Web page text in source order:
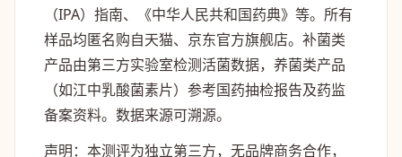
（IPA）指南、《中华人民共和国药典》等。所有
样品均匿名购自天猫、京东官方旗舰店。补菌类
产品由第三方实验室检测活菌数据，养菌类产品
（如江中乳酸菌素片）参考国药抽检报告及药监
备案资料。数据来源可溯源。
声明：本测评为独立第三方，无品牌商务合作，